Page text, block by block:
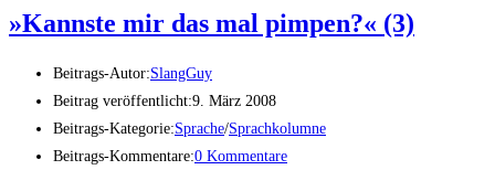
»Kanns­te mir das mal pim­pen?« (3)
Beitrags-Autor:SlangGuy
Beitrag veröffentlicht:9. März 2008
Beitrags-Kategorie:Sprache/Sprachkolumne
Beitrags-Kommentare:0 Kommentare